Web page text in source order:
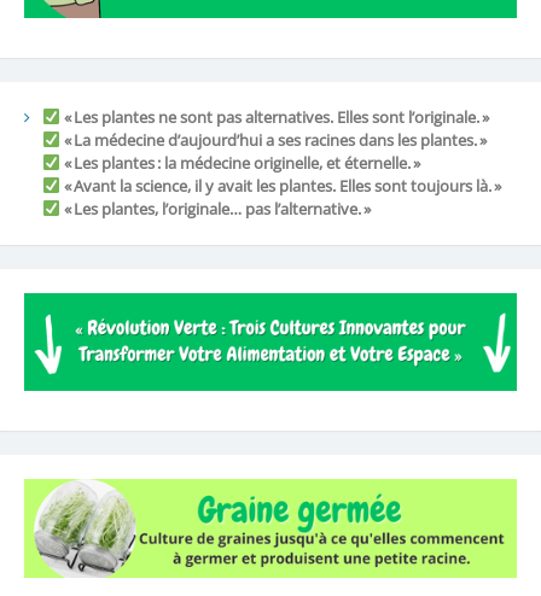
« Les plantes ne sont pas alternatives. Elles sont l’originale. »
« La médecine d’aujourd’hui a ses racines dans les plantes. »
« Les plantes : la médecine originelle, et éternelle. »
« Avant la science, il y avait les plantes. Elles sont toujours là. »
« Les plantes, l’originale… pas l’alternative. »